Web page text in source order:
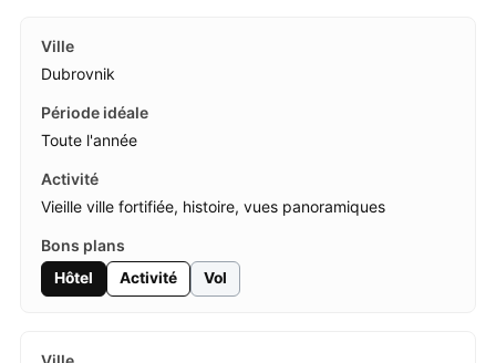
Dubrovnik
Toute l'année
Vieille ville fortifiée, histoire, vues panoramiques
Hôtel Activité Vol